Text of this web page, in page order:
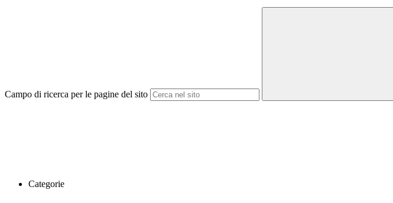
Campo di ricerca per le pagine del sito
Categorie